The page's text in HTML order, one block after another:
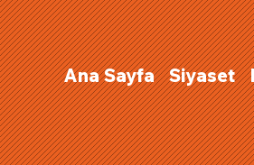
Ana Sayfa Siyaset